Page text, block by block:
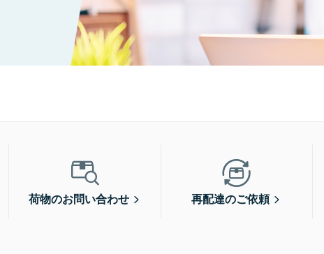
荷物のお問い合わせ 再配達のご依頼